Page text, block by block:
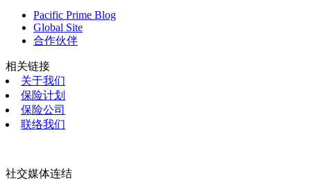
Pacific Prime Blog
Global Site
合作伙伴
相关链接
关于我们
保险计划
保险公司
联络我们
社交媒体连结